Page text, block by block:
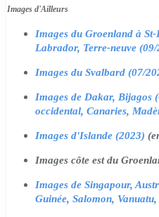
Images d'Ailleurs
Images du Groenland à
Labrador, Terre-neuve (09/
Images du Svalbard (07/
Images de Dakar, Bijagos
occidental, Canaries,
Images d'Islande (2023)
Images côte est du
Images de Singapour,
Guinée, Salomon,